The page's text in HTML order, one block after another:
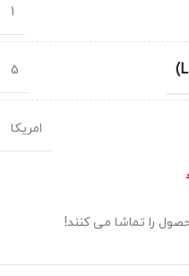
1
5
امریکا
را تماشا می کنند!